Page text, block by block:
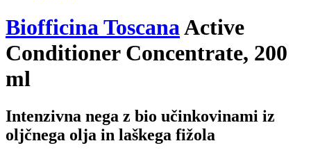
Biofficina ToscanaActive
Conditioner Concentrate, 200
ml
Intenzivna nega z bio učinkovinami iz
oljčnega olja in laškega fižola